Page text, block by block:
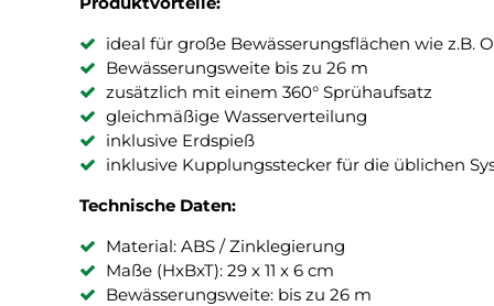
ideal für große Bewässerungsflächen wie z.B.
Bewässerungsweite bis zu 26 m
zusätzlich mit einem 360° Sprühaufsatz
gleichmäßige Wasserverteilung
inklusive Erdspieß
inklusive Kupplungsstecker für die üblichen
Technische Daten:
Material: ABS / Zinklegierung
Maße (HxBxT): 29 x 11 x 6 cm
Bewässerungsweite: bis zu 26 m